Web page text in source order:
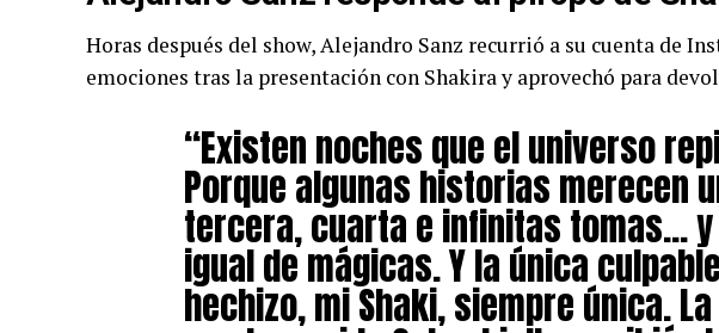
Horas después del show, Alejandro Sanz recurrió a su cuenta de
emociones tras la presentación con Shakira y aprovechó para
“Existen noches que el universo
Porque algunas historias merecen
tercera, cuarta e infinitas tomas…
igual de mágicas. Y la única
hechizo, mi Shaki, siempre única.